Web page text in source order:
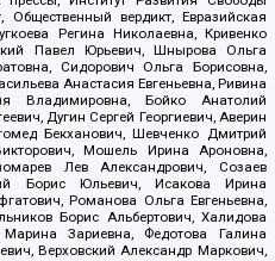
вердикт, Евразийская
Регина Николаевна, Кривенко
Павел Юрьевич, Шнырова Ольга
Сидорович Ольга Борисовна,
Анастасия Евгеньевна, Ривина
Владимировна, Бойко Анатолий
Дугин Сергей Георгиевич, Аверин
Бекханович, Шевченко Дмитрий
Мошель Ирина Ароновна,
Лев Александрович, Созаев
Борис Юльевич, Исакова Ирина
Романова Ольга Евгеньевна,
Борис Альбертович, Халидова
Зариевна, Федотова Галина
Верховский Александр Маркович,